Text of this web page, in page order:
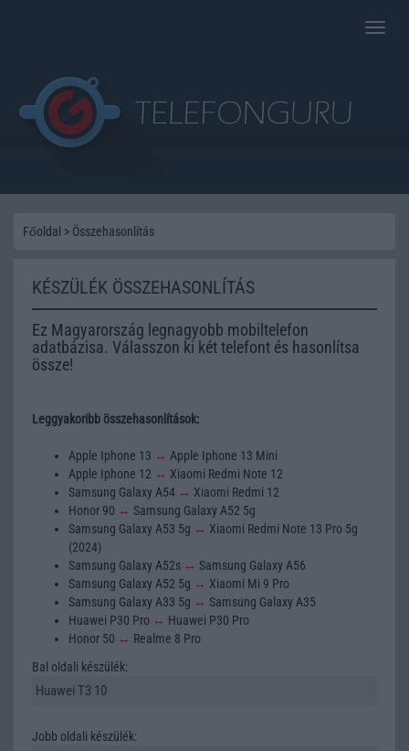
Toggle
Főoldal > Összehasonlítás
KÉSZÜLÉK ÖSSZEHASONLÍTÁS
Ez Magyarország legnagyobb mobiltelefon
adatbázisa. Válasszon ki két telefont és hasonlítsa
össze!
Leggyakoribb összehasonlítások:
Apple Iphone 13 ↔ Apple Iphone 13 Mini
Apple Iphone 12 ↔ Xiaomi Redmi Note 12
Samsung Galaxy A54 ↔ Xiaomi Redmi 12
Honor 90 ↔ Samsung Galaxy A52 5g
Samsung Galaxy A53 5g ↔ Xiaomi Redmi Note 13 Pro 5g
(2024)
Samsung Galaxy A52s ↔ Samsung Galaxy A56
Samsung Galaxy A52 5g ↔ Xiaomi Mi 9 Pro
Samsung Galaxy A33 5g ↔ Samsung Galaxy A35
Huawei P30 Pro ↔ Huawei P30 Pro
Honor 50 ↔ Realme 8 Pro
Bal oldali készülék:
Jobb oldali készülék: